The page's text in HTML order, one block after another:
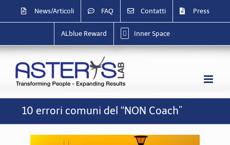
contenuto
News/Articoli FAQ Contatti Press
ALblue Reward Inner Space
10 errori comuni del “NON Coach”